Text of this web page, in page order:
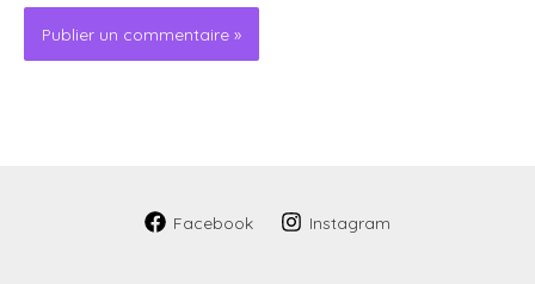
Facebook Instagram